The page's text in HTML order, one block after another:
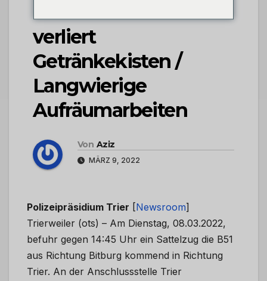
POL-PPTR: Lkw
verliert
Getränkekisten /
Langwierige
Aufräumarbeiten
Von Aziz
MÄRZ 9, 2022
Polizeipräsidium Trier [Newsroom]
Trierweiler (ots) – Am Dienstag, 08.03.2022,
befuhr gegen 14:45 Uhr ein Sattelzug die B51
aus Richtung Bitburg kommend in Richtung
Trier. An der Anschlussstelle Trier